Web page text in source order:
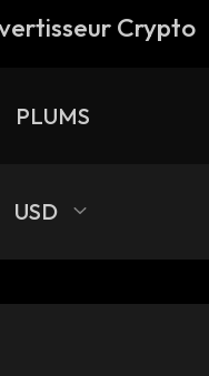
Crypto
PLUMS
USD